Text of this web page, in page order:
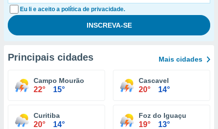
Eu li e aceito a política de privacidade.
Principais cidades Mais cidades
Campo Mourão
22° 15°
Cascavel
20° 14°
Curitiba
20° 14°
Foz do Iguaçu
19° 13°